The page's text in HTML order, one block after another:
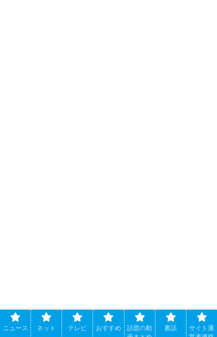
ニュース ネット テレビ おすすめ
話題の動
裏話
サイト運